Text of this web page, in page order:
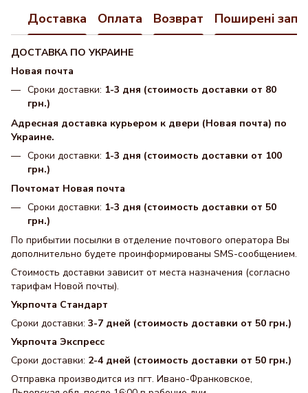
Доставка Оплата Возврат Поширені
ДОСТАВКА ПО УКРАИНЕ
Новая почта
Сроки доставки: 1-3 дня (стоимость доставки от 80
грн.)
Адресная доставка курьером к двери (Новая почта) по
Украине.
Сроки доставки: 1-3 дня (стоимость доставки от 100
грн.)
Почтомат Новая почта
Сроки доставки: 1-3 дня (стоимость доставки от 50
грн.)
По прибытии посылки в отделение почтового оператора Вы
дополнительно будете проинформированы SMS-сообщением.
Стоимость доставки зависит от места назначения (согласно
тарифам Новой почты).
Укрпочта Стандарт
Сроки доставки: 3-7 дней (стоимость доставки от 50 грн.)
Укрпочта Экспресс
Сроки доставки: 2-4 дней (стоимость доставки от 50 грн.)
Отправка производится из пгт. Ивано-Франковское,